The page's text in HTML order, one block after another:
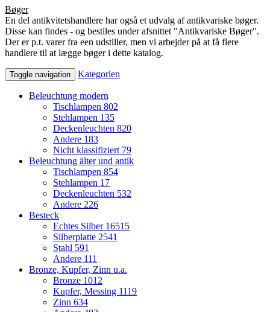
Bøger
En del antikvitetshandlere har også et udvalg af antikvariske bøger.
Disse kan findes - og bestiles under afsnittet "Antikvariske Bøger".
Der er p.t. varer fra een udstiller, men vi arbejder på at få flere
handlere til at lægge bøger i dette katalog.
Toggle navigation Kategorien
Beleuchtung modern
Tischlampen 802
Stehlampen 135
Deckenleuchten 820
Andere 183
Nicht klassifiziert 79
Beleuchtung älter und antik
Tischlampen 854
Stehlampen 17
Deckenleuchten 532
Andere 226
Besteck
Echtes Silber 16515
Silberplatte 2541
Stahl 591
Andere 111
Bronze, Kupfer, Zinn u.a.
Bronze 1012
Kupfer, Messing 1119
Zinn 634